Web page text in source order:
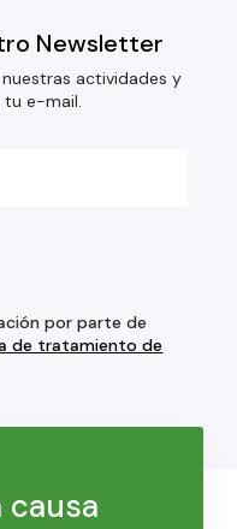
Newsletter
actividades y
e-mail.
por parte de
de tratamiento de
causa